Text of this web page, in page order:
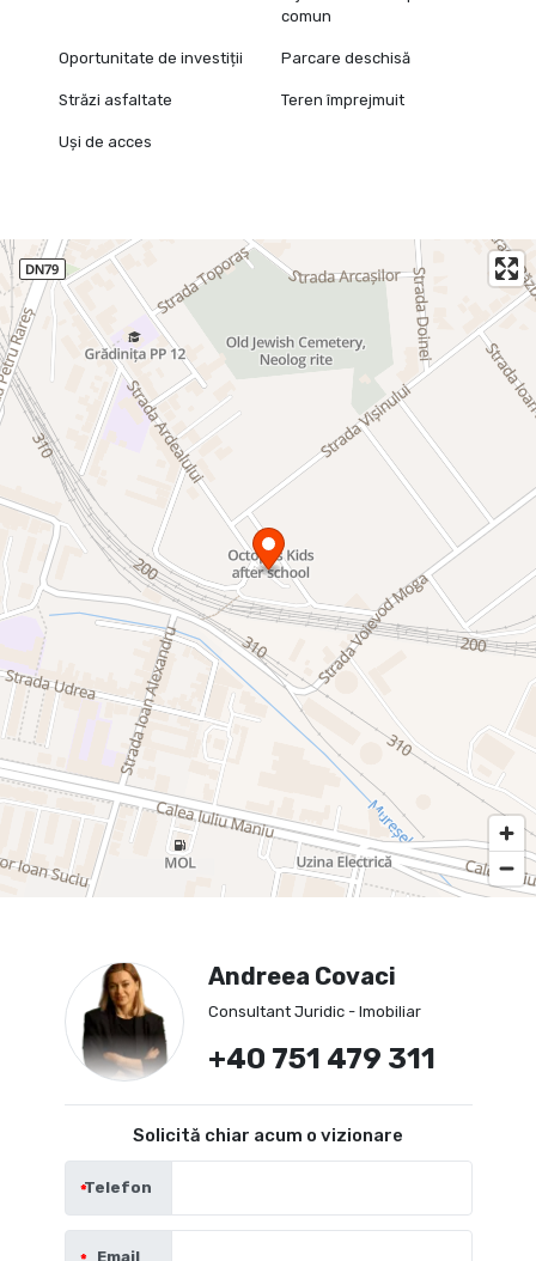
comun
Oportunitate de investiții Parcare deschisă
Străzi asfaltate Teren împrejmuit
Uși de acces
Andreea Covaci
Consultant Juridic - Imobiliar
+40 751 479 311
Solicită chiar acum o vizionare
Telefon
Email